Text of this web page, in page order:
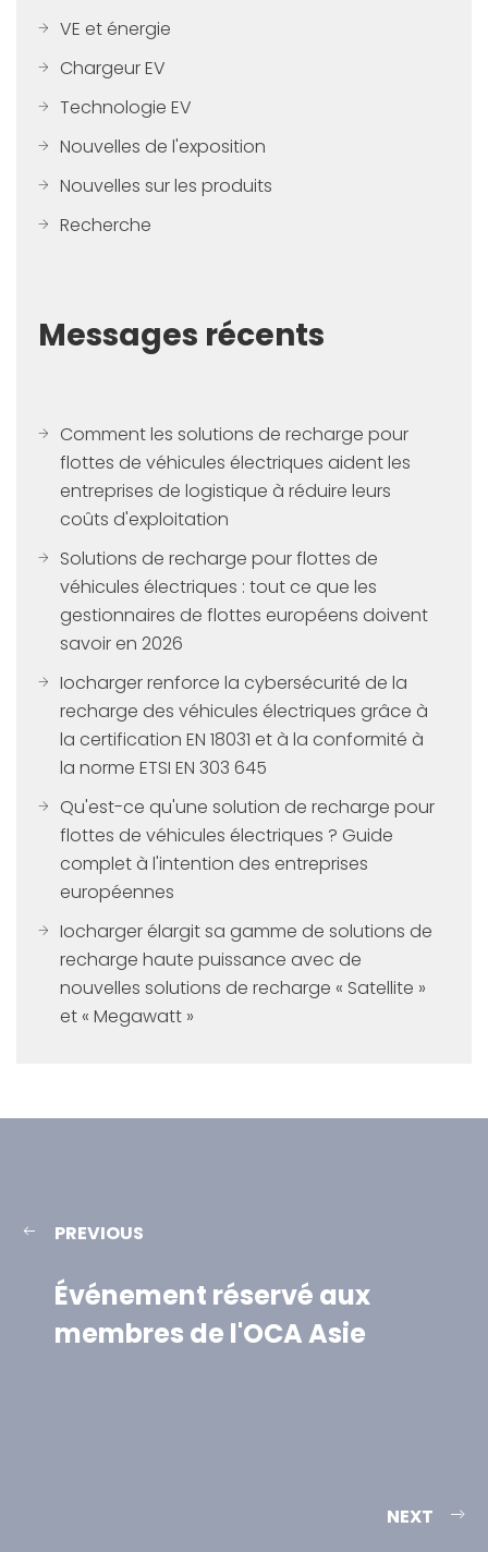
VE et énergie
Chargeur EV
Technologie EV
Nouvelles de l'exposition
Nouvelles sur les produits
Recherche
Messages récents
Comment les solutions de recharge pour
flottes de véhicules électriques aident les
entreprises de logistique à réduire leurs
coûts d'exploitation
Solutions de recharge pour flottes de
véhicules électriques : tout ce que les
gestionnaires de flottes européens doivent
savoir en 2026
Iocharger renforce la cybersécurité de la
recharge des véhicules électriques grâce à
la certification EN 18031 et à la conformité à
la norme ETSI EN 303 645
Qu'est-ce qu'une solution de recharge pour
flottes de véhicules électriques ? Guide
complet à l'intention des entreprises
européennes
Iocharger élargit sa gamme de solutions de
recharge haute puissance avec de
nouvelles solutions de recharge « Satellite »
et « Megawatt »
PREVIOUS
Événement réservé aux
membres de l'OCA Asie
NEXT